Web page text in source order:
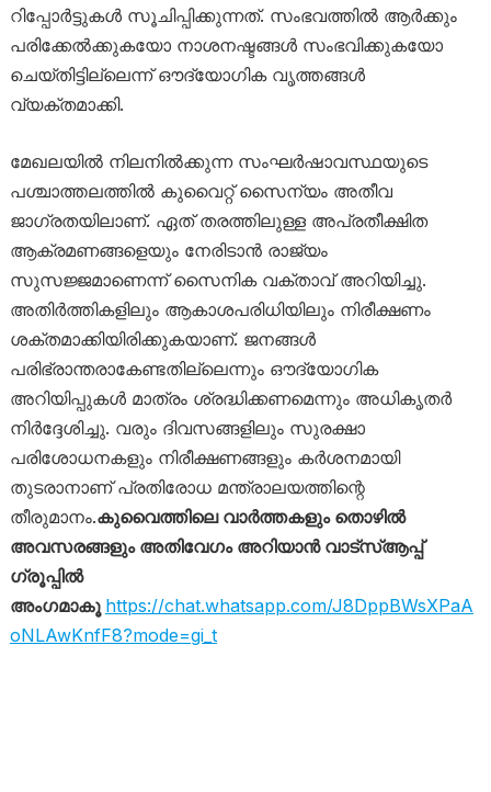
റിപ്പോർട്ടുകൾ സൂചിപ്പിക്കുന്നത്. സംഭവത്തിൽ ആർക്കും
പരിക്കേൽക്കുകയോ നാശനഷ്ടങ്ങൾ സംഭവിക്കുകയോ
ചെയ്തിട്ടില്ലെന്ന് ഔദ്യോഗിക വൃത്തങ്ങൾ
വ്യക്തമാക്കി.
മേഖലയിൽ നിലനിൽക്കുന്ന സംഘർഷാവസ്ഥയുടെ
പശ്ചാത്തലത്തിൽ കുവൈറ്റ് സൈന്യം അതീവ
ജാഗ്രതയിലാണ്. ഏത് തരത്തിലുള്ള അപ്രതീക്ഷിത
ആക്രമണങ്ങളെയും നേരിടാൻ രാജ്യം
സുസജ്ജമാണെന്ന് സൈനിക വക്താവ് അറിയിച്ചു.
അതിർത്തികളിലും ആകാശപരിധിയിലും നിരീക്ഷണം
ശക്തമാക്കിയിരിക്കുകയാണ്. ജനങ്ങൾ
പരിഭ്രാന്തരാകേണ്ടതില്ലെന്നും ഔദ്യോഗിക
അറിയിപ്പുകൾ മാത്രം ശ്രദ്ധിക്കണമെന്നും അധികൃതർ
നിർദ്ദേശിച്ചു. വരും ദിവസങ്ങളിലും സുരക്ഷാ
പരിശോധനകളും നിരീക്ഷണങ്ങളും കർശനമായി
തുടരാനാണ് പ്രതിരോധ മന്ത്രാലയത്തിന്റെ
തീരുമാനം.കുവൈത്തിലെ വാർത്തകളും തൊഴിൽ
അവസരങ്ങളും അതിവേഗം അറിയാൻ വാട്സ്ആപ്പ്
ഗ്രൂപ്പിൽ
അംഗമാകൂ https://chat.whatsapp.com/J8DppBWsXPaA
oNLAwKnfF8?mode=gi_t